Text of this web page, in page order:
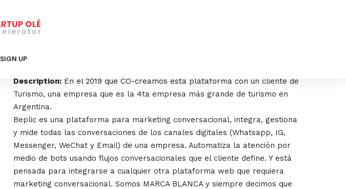
SIGN UPBeplic
Description: En el 2019 que CO-creamos esta plataforma con un cliente de
Turismo, una empresa que es la 4ta empresa más grande de turismo en
Argentina.
Beplic es una plataforma para marketing conversacional, integra, gestiona
y mide todas las conversaciones de los canales digitales (Whatsapp, IG,
Messenger, WeChat y Email) de una empresa. Automatiza la atención por
medio de bots usando flujos conversacionales que el cliente define. Y está
pensada para integrarse a cualquier otra plataforma web que requiera
marketing conversacional. Somos MARCA BLANCA y siempre decimos que